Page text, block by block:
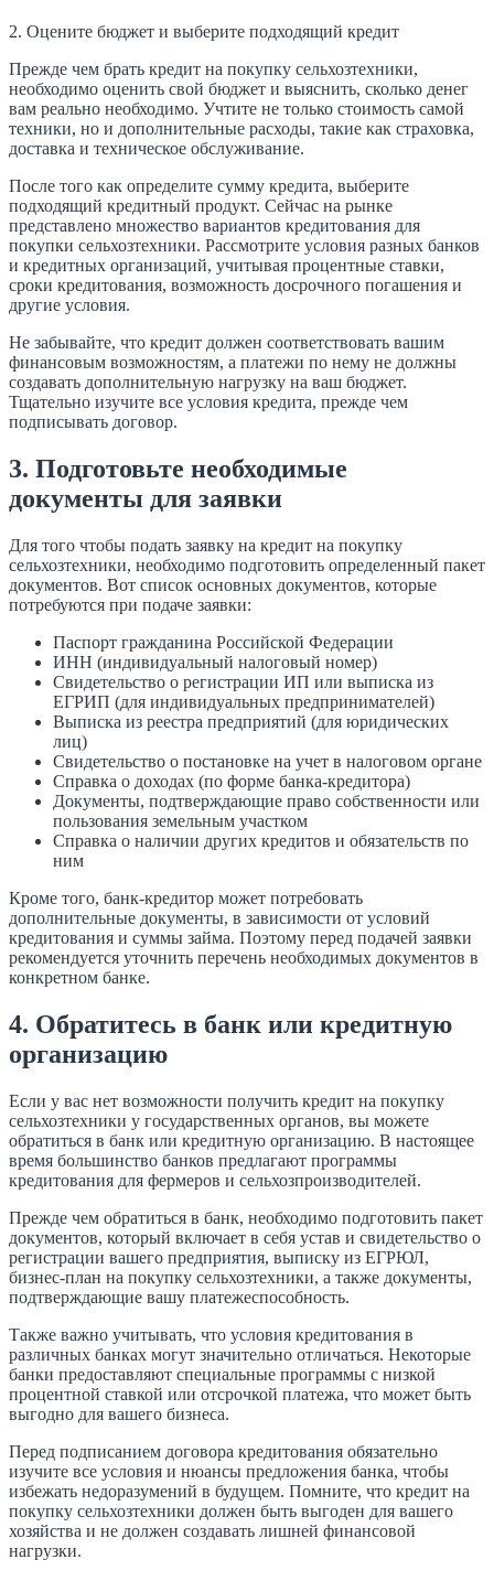
2. Оцените бюджет и выберите подходящий кредит
Прежде чем брать кредит на покупку сельхозтехники,
необходимо оценить свой бюджет и выяснить, сколько денег
вам реально необходимо. Учтите не только стоимость самой
техники, но и дополнительные расходы, такие как страховка,
доставка и техническое обслуживание.
После того как определите сумму кредита, выберите
подходящий кредитный продукт. Сейчас на рынке
представлено множество вариантов кредитования для
покупки сельхозтехники. Рассмотрите условия разных банков
и кредитных организаций, учитывая процентные ставки,
сроки кредитования, возможность досрочного погашения и
другие условия.
Не забывайте, что кредит должен соответствовать вашим
финансовым возможностям, а платежи по нему не должны
создавать дополнительную нагрузку на ваш бюджет.
Тщательно изучите все условия кредита, прежде чем
подписывать договор.
3. Подготовьте необходимые
документы для заявки
Для того чтобы подать заявку на кредит на покупку
сельхозтехники, необходимо подготовить определенный пакет
документов. Вот список основных документов, которые
потребуются при подаче заявки:
Паспорт гражданина Российской Федерации
ИНН (индивидуальный налоговый номер)
Свидетельство о регистрации ИП или выписка из
ЕГРИП (для индивидуальных предпринимателей)
Выписка из реестра предприятий (для юридических
лиц)
Свидетельство о постановке на учет в налоговом органе
Справка о доходах (по форме банка-кредитора)
Документы, подтверждающие право собственности или
пользования земельным участком
Справка о наличии других кредитов и обязательств по
ним
Кроме того, банк-кредитор может потребовать
дополнительные документы, в зависимости от условий
кредитования и суммы займа. Поэтому перед подачей заявки
рекомендуется уточнить перечень необходимых документов в
конкретном банке.
4. Обратитесь в банк или кредитную
организацию
Если у вас нет возможности получить кредит на покупку
сельхозтехники у государственных органов, вы можете
обратиться в банк или кредитную организацию. В настоящее
время большинство банков предлагают программы
кредитования для фермеров и сельхозпроизводителей.
Прежде чем обратиться в банк, необходимо подготовить пакет
документов, который включает в себя устав и свидетельство о
регистрации вашего предприятия, выписку из ЕГРЮЛ,
бизнес-план на покупку сельхозтехники, а также документы,
подтверждающие вашу платежеспособность.
Также важно учитывать, что условия кредитования в
различных банках могут значительно отличаться. Некоторые
банки предоставляют специальные программы с низкой
процентной ставкой или отсрочкой платежа, что может быть
выгодно для вашего бизнеса.
Перед подписанием договора кредитования обязательно
изучите все условия и нюансы предложения банка, чтобы
избежать недоразумений в будущем. Помните, что кредит на
покупку сельхозтехники должен быть выгоден для вашего
хозяйства и не должен создавать лишней финансовой
нагрузки.